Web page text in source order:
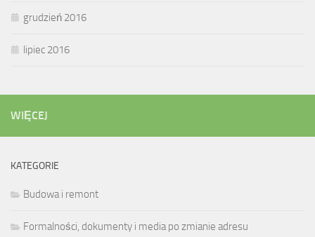
grudzień 2016
lipiec 2016
WIĘCEJ
KATEGORIE
Budowa i remont
Formalności, dokumenty i media po zmianie adresu